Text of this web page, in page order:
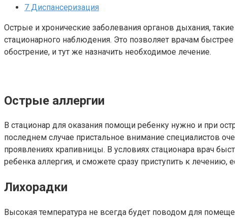
7 Диспансеризация
Острые и хронические заболевания органов дыхания,
стационарного наблюдения. Это позволяет врачам
обострение, и тут же назначить необходимое лечение.
Острые аллергии
В стационар для оказания помощи ребенку нужно и при
последнем случае пристальное внимание специалистов
проявлениях крапивницы. В условиях стационара врач
ребенка аллергия, и сможете сразу приступить к
Лихорадки
Высокая температура не всегда будет поводом для